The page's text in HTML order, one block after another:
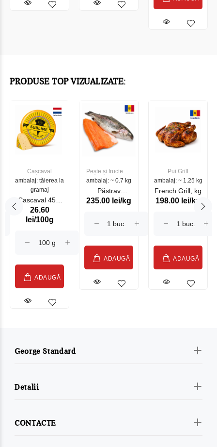
PRODUSE TOP VIZUALIZATE:
Cașcaval
ambalaj: tăierea la
gramaj
Cascaval 45%
Maasdam
Sublime Cow
26.60
lei/100g
ADAUGĂ
Pește și fructe de
mare
ambalaj: ~ 0.7 kg
Păstrav
Somonat
235.00 lei/kg
ADAUGĂ
Pui Grill
ambalaj: ~ 1.25 kg
French Grill, kg
198.00 lei/kg
ADAUGĂ
George Standard
Detalii
CONTACTE